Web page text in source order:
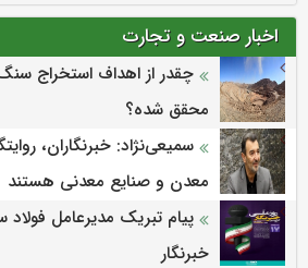
اخبار صنعت و تجارت
چقدر از اهداف استخراج
محقق شده؟
سمیعی‌نژاد: خبرنگاران،
معدن و صنایع معدنی هستند
پیام تبریک مدیرعامل
خبرنگار